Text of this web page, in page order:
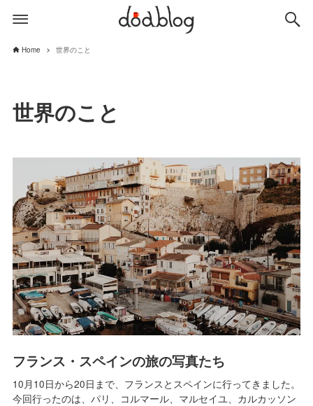
Home 世界のこと
世界のこと
フランス・スペインの旅の写真たち
10月10日から20日まで、フランスとスペインに行ってきました。
今回行ったのは、パリ、コルマール、マルセイユ、カルカッソン